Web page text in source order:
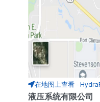
在地图上查看 -
液压系统有限公司